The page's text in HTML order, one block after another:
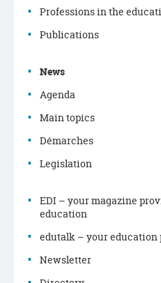
Navigation
menu
Professions in the
Publications
News
Agenda
Main topics
Démarches
Legislation
EDI – your magazine
education
edutalk – your education
Newsletter